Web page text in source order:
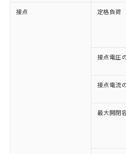
接点 定格負荷
接点電圧
接点電流
最大開閉